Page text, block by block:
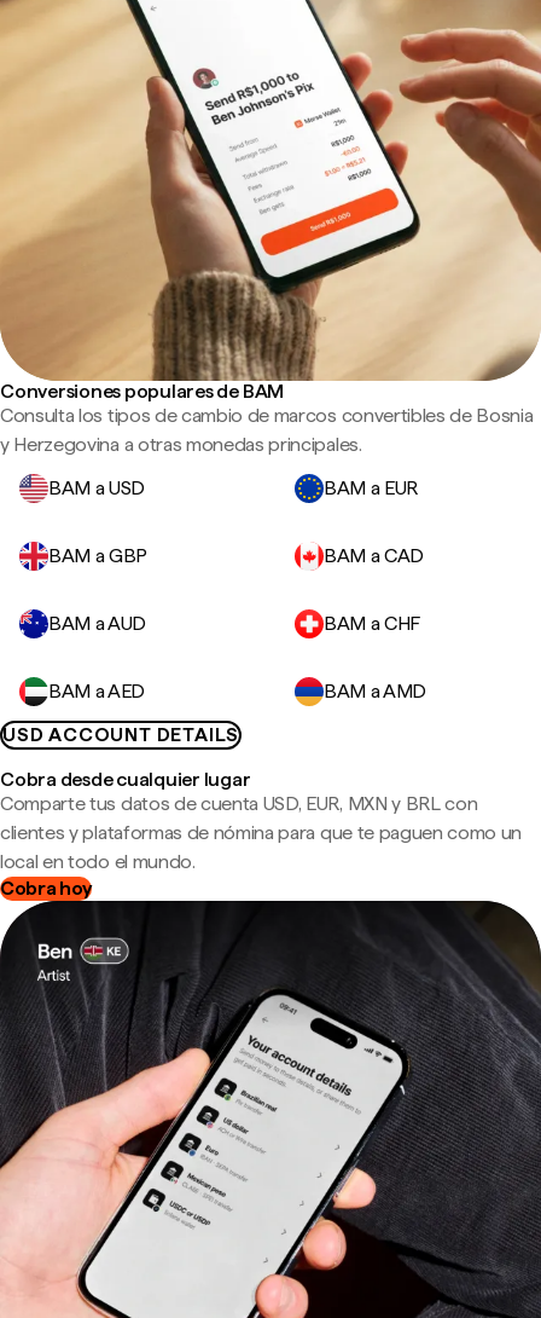
Conversiones populares de BAM
Consulta los tipos de cambio de marcos convertibles de Bosnia
y Herzegovina a otras monedas principales.
BAM a USD
BAM a EUR
BAM a GBP BAM a CAD
BAM a AUD BAM a CHF
BAM a AED
BAM a AMD
USD ACCOUNT DETAILS
Cobra desde cualquier lugar
Comparte tus datos de cuenta USD, EUR, MXN y BRL con
clientes y plataformas de nómina para que te paguen como un
local en todo el mundo.
Cobra hoy